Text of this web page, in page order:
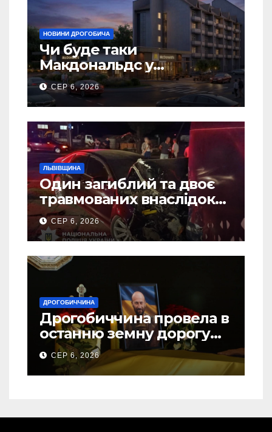
НОВИНИ ДРОГОБИЧА
Чи буде таки
Макдональдс у
Дрогобичі? (Фото)
СЕР 6, 2026
ЛЬВІВЩИНА
Один загиблий та двоє
травмованих внаслідок
ДТП на Самбірщині
СЕР 6, 2026
ДРОГОБИЧЧИНА
Дрогобиччина провела в
останню земну дорогу
свого Захисника – Олега
Торського
СЕР 6, 2026